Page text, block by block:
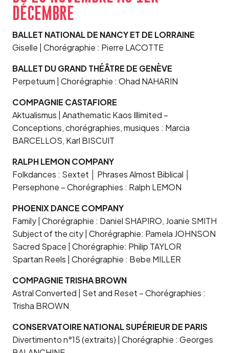
DÉCEMBRE
BALLET NATIONAL DE NANCY ET DE LORRAINE
Giselle | Chorégraphie : Pierre LACOTTE
BALLET DU GRAND THÉÂTRE DE GENÈVE
Perpetuum | Chorégraphie : Ohad NAHARIN
COMPAGNIE CASTAFIORE
Aktualismus | Anathematic Kaos Illimited –
Conceptions, chorégraphies, musiques : Marcia
BARCELLOS, Karl BISCUIT
RALPH LEMON COMPANY
Folkdances : Sextet │ Phrases Almost Biblical │
Persephone – Chorégraphies : Ralph LEMON
PHOENIX DANCE COMPANY
Family | Chorégraphie : Daniel SHAPIRO, Joanie SMITH
Subject of the city | Chorégraphie: Pamela JOHNSON
Sacred Space | Chorégraphie: Philip TAYLOR
Spartan Reels | Chorégraphie : Bebe MILLER
COMPAGNIE TRISHA BROWN
Astral Converted | Set and Reset – Chorégraphies :
Trisha BROWN
CONSERVATOIRE NATIONAL SUPÉRIEUR DE PARIS
Divertimento n°15 (extraits) | Chorégraphie : Georges